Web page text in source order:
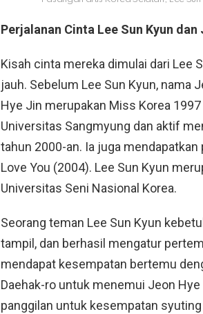
Perjalanan Cinta Lee Sun Kyun dan
Kisah cinta mereka dimulai dari Lee
jauh. Sebelum Lee Sun Kyun, nama
Hye Jin merupakan Miss Korea
Universitas Sangmyung dan aktif
tahun 2000-an. Ia juga mendapatkan
Love You (2004). Lee Sun Kyun
Universitas Seni Nasional Korea.
Seorang teman Lee Sun Kyun
tampil, dan berhasil mengatur
mendapat kesempatan bertemu
Daehak-ro untuk menemui Jeon
panggilan untuk kesempatan